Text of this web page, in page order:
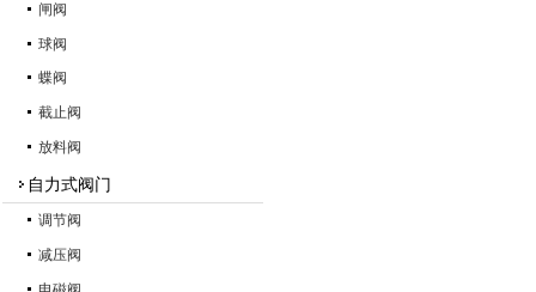
闸阀
球阀
蝶阀
截止阀
放料阀
自力式阀门
调节阀
减压阀